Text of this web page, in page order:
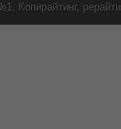
Копирайтинг,